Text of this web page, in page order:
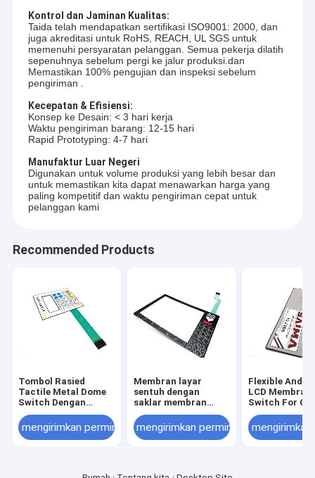
Kontrol dan Jaminan Kualitas:
Taida telah mendapatkan sertifikasi ISO9001: 2000, dan
juga akreditasi untuk RoHS, REACH, UL SGS untuk
memenuhi persyaratan pelanggan. Semua pekerja dilatih
sepenuhnya sebelum pergi ke jalur produksi.dan
Memastikan 100% pengujian dan inspeksi sebelum
pengiriman .
Kecepatan & Efisiensi:
Konsep ke Desain: < 3 hari kerja
Waktu pengiriman barang: 12-15 hari
Rapid Prototyping: 4-7 hari
Manufaktur Luar Negeri
Digunakan untuk volume produksi yang lebih besar dan
untuk memastikan kita dapat menawarkan harga yang
paling kompetitif dan waktu pengiriman cepat untuk
pelanggan kami
Recommended Products
Tombol Rasied
Tactile Metal Dome
Switch Dengan
Konektor Wanita
Nikomatik
mengirimkan permintaan
Membran layar
sentuh dengan
saklar membran
peralatan medis
yang dapat
disesuaikan
mengirimkan permintaan
Flexible And
LCD
Switch For
Matrix Sealed
Screens